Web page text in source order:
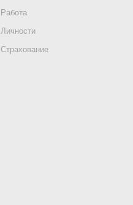
Работа
Личности
Страхование